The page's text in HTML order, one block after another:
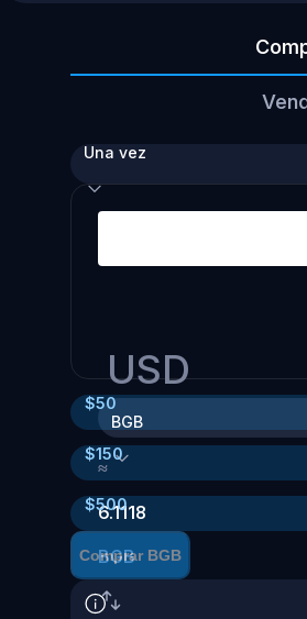
Una vez
USD
BGB
≈
6.1118
BGB
$50
$150
$500
Comprar BGB